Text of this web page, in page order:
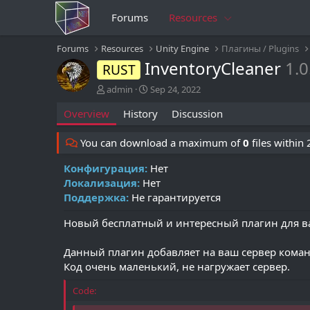
Forums Resources
Forums Resources Unity Engine Плагины / Plugins
RUST InventoryCleaner
A
t
h
o
admin
C
e
t
o
n
d
a
e
Sep 24, 2022
Overview History Discussion
You can download a maximum of0 files within
Конфигурация: Нет
Локализация: Нет
Поддержка: Не гарантируется
Новый бесплатный и интересный плагин для
Данный плагин добавляет на ваш сервер
Код очень маленький, не нагружает сервер.
Code: